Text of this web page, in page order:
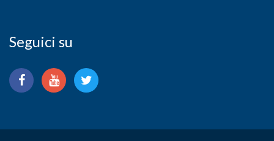
Seguici su